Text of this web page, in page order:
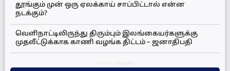
தூங்கும் முன் ஒரு ஏலக்காய் சாப்பிட்டால் என்ன
நடக்கும்?
வெளிநாட்டிலிருந்து திரும்பும் இலங்கையர்களுக்கு
முதலீட்டுக்காக காணி வழங்க திட்டம் – ஜனாதிபதி